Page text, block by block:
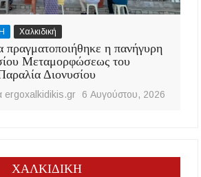
Χαλκιδική
η πανήγυρη
Μεταμορφώσεως του
Διονυσίου
ergoxalkidikis.gr 6 Αυγούστου, 2026
ΧΑΛΚΙΔΙΚΗ